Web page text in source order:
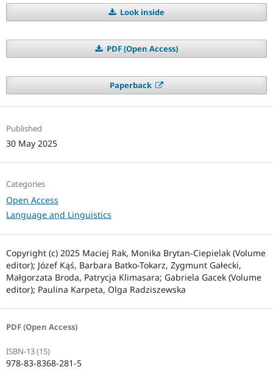
Look inside
PDF (Open Access)
Paperback
Published
30 May 2025
Categories
Open Access
Language and Linguistics
Copyright (c) 2025 Maciej Rak, Monika Brytan-Ciepielak (Volume
editor); Józef Kąś, Barbara Batko-Tokarz, Zygmunt Gałecki,
Małgorzata Broda, Patrycja Klimasara; Gabriela Gacek (Volume
editor); Paulina Karpeta, Olga Radziszewska
PDF (Open Access)
ISBN-13 (15)
978-83-8368-281-5